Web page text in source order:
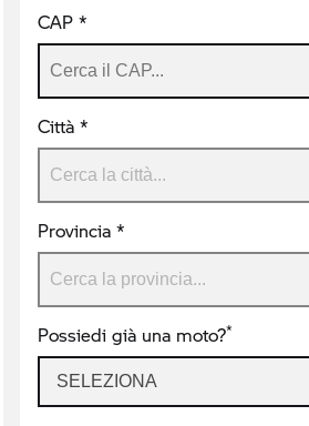
CAP *
Città *
Provincia *
Possiedi già una moto?*
SELEZIONA